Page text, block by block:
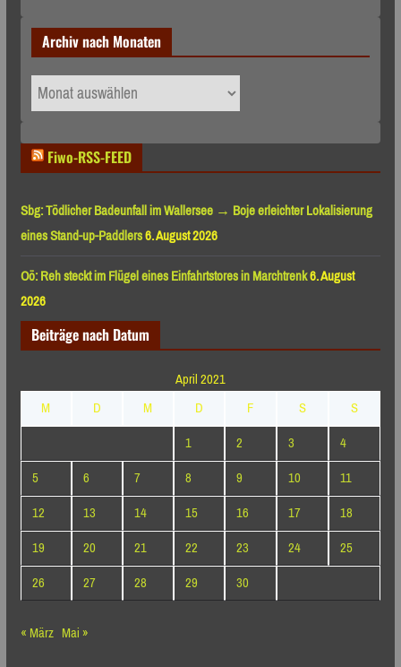
Archiv nach Monaten
Archiv
nach
Fiwo-RSS-FEED
Sbg: Tödlicher Badeunfall im Wallersee → Boje erleichter Lokalisierung
eines Stand-up-Paddlers6. August 2026
Oö: Reh steckt im Flügel eines Einfahrtstores in Marchtrenk6. August
2026
Beiträge nach Datum
April 2021
M
D M D F S
S
1
2 3
4
5
6 7 8 9 10
11
12
13 14 15 16 17
18
19
20 21 22 23 24
25
26
27 28 29
30
« März Mai »